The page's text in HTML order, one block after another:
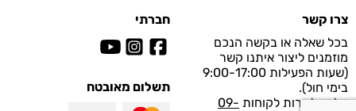
צרו קשר
בכל שאלה או בקשה הנכם
מוזמנים ליצור איתנו קשר
(שעות הפעילות 9:00-17:00
בימי חול).
טלפון לשרות לקוחות 09-
חברתי
תשלום מאובטח